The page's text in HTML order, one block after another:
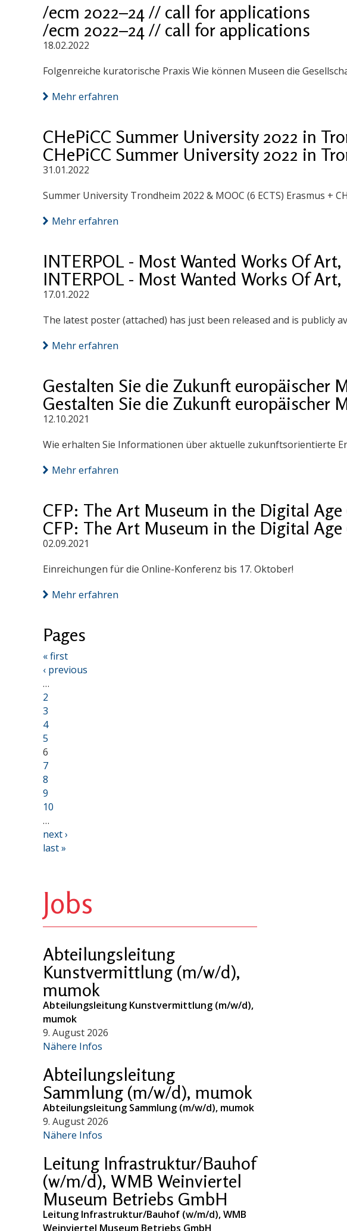
/ecm 2022–24 // call for applications
/ecm 2022–24 // call for applications
18.02.2022
Folgenreiche kuratorische Praxis Wie können Museen die
Mehr erfahren
CHePiCC Summer University 2022 in
CHePiCC Summer University 2022 in
31.01.2022
Summer University Trondheim 2022 & MOOC (6 ECTS) Erasmus +
Mehr erfahren
INTERPOL - Most Wanted Works Of Art,
INTERPOL - Most Wanted Works Of Art,
17.01.2022
The latest poster (attached) has just been released and is publicly
Mehr erfahren
Gestalten Sie die Zukunft europäischer
Gestalten Sie die Zukunft europäischer
12.10.2021
Wie erhalten Sie Informationen über aktuelle zukunftsorientierte
Mehr erfahren
CFP: The Art Museum in the Digital Age
CFP: The Art Museum in the Digital Age
02.09.2021
Einreichungen für die Online-Konferenz bis 17. Oktober!
Mehr erfahren
Pages
« first
‹ previous
…
2
3
4
5
6
7
8
9
10
…
next ›
last »
Jobs
Abteilungsleitung
Kunstvermittlung (m/w/d),
mumok
Abteilungsleitung Kunstvermittlung (m/w/d),
mumok
9. August 2026
Nähere Infos
Abteilungsleitung
Sammlung (m/w/d), mumok
Abteilungsleitung Sammlung (m/w/d), mumok
9. August 2026
Nähere Infos
Leitung Infrastruktur/Bauhof
(w/m/d), WMB Weinviertel
Museum Betriebs GmbH
Leitung Infrastruktur/Bauhof (w/m/d), WMB
Weinviertel Museum Betriebs GmbH